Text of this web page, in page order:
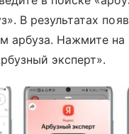
В результатах
арбуза. Нажмите
эксперт».